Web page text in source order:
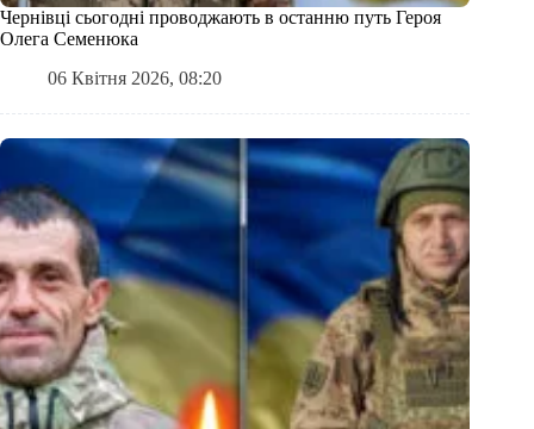
Чернівці сьогодні проводжають в останню путь Героя
Олега Семенюка
06 Квітня 2026, 08:20